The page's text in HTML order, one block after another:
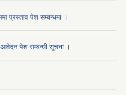
प्रस्ताव पेश सम्बन्धमा ।
आवेदन पेश सम्बन्धी सूचना ।